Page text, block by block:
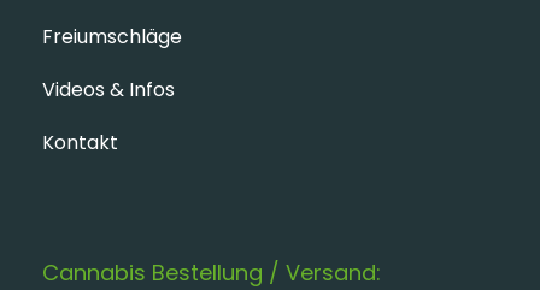
Freiumschläge
Videos & Infos
Kontakt
Cannabis Bestellung / Versand: